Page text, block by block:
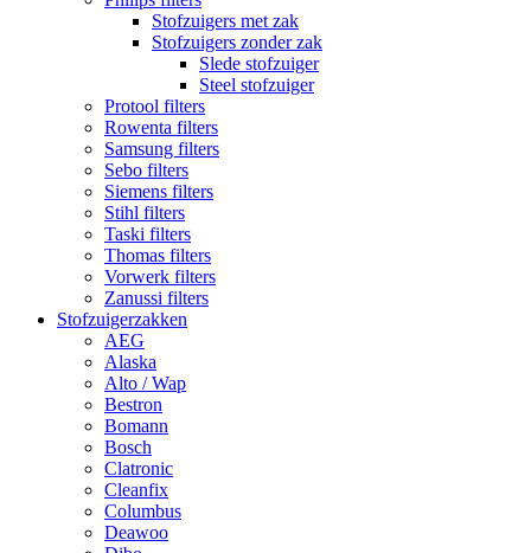
Stofzuigers met zak
Stofzuigers zonder zak
Slede stofzuiger
Steel stofzuiger
Protool filters
Rowenta filters
Samsung filters
Sebo filters
Siemens filters
Stihl filters
Taski filters
Thomas filters
Vorwerk filters
Zanussi filters
Stofzuigerzakken
AEG
Alaska
Alto / Wap
Bestron
Bomann
Bosch
Clatronic
Cleanfix
Columbus
Deawoo